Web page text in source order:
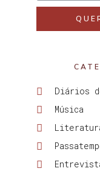
Diários
Música